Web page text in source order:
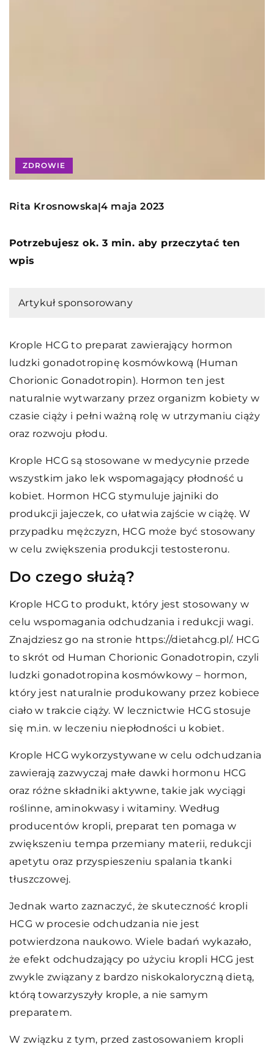
ZDROWIE
Rita Krosnowska|4 maja 2023
Potrzebujesz ok. 3 min. aby przeczytać ten
wpis
Artykuł sponsorowany
Krople HCG to preparat zawierający hormon
ludzki gonadotropinę kosmówkową (Human
Chorionic Gonadotropin). Hormon ten jest
naturalnie wytwarzany przez organizm kobiety w
czasie ciąży i pełni ważną rolę w utrzymaniu ciąży
oraz rozwoju płodu.
Krople HCG są stosowane w medycynie przede
wszystkim jako lek wspomagający płodność u
kobiet. Hormon HCG stymuluje jajniki do
produkcji jajeczek, co ułatwia zajście w ciążę. W
przypadku mężczyzn, HCG może być stosowany
w celu zwiększenia produkcji testosteronu.
Do czego służą?
Krople HCG to produkt, który jest stosowany w
celu wspomagania odchudzania i redukcji wagi.
Znajdziesz go na stronie https://dietahcg.pl/. HCG
to skrót od Human Chorionic Gonadotropin, czyli
ludzki gonadotropina kosmówkowy – hormon,
który jest naturalnie produkowany przez kobiece
ciało w trakcie ciąży. W lecznictwie HCG stosuje
się m.in. w leczeniu niepłodności u kobiet.
Krople HCG wykorzystywane w celu odchudzania
zawierają zazwyczaj małe dawki hormonu HCG
oraz różne składniki aktywne, takie jak wyciągi
roślinne, aminokwasy i witaminy. Według
producentów kropli, preparat ten pomaga w
zwiększeniu tempa przemiany materii, redukcji
apetytu oraz przyspieszeniu spalania tkanki
tłuszczowej.
Jednak warto zaznaczyć, że skuteczność kropli
HCG w procesie odchudzania nie jest
potwierdzona naukowo. Wiele badań wykazało,
że efekt odchudzający po użyciu kropli HCG jest
zwykle związany z bardzo niskokaloryczną dietą,
którą towarzyszyły krople, a nie samym
preparatem.
W związku z tym, przed zastosowaniem kropli